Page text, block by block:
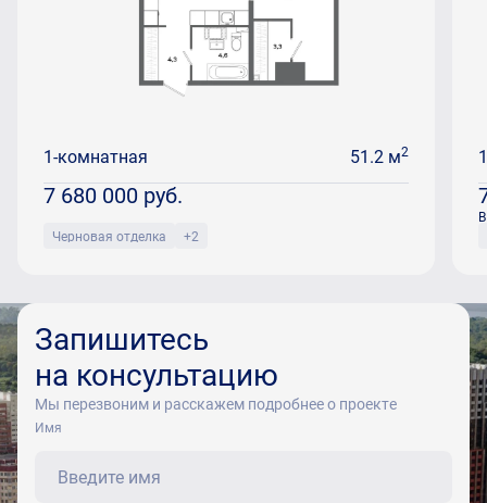
1-комнатная 51.2 м2
7 680 000 руб.
Черновая отделка +2
Запишитесь
на консультацию
Мы перезвоним и расскажем подробнее о проекте
Имя